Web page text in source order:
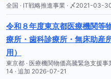
全国 · IT戦略推進事業 · 〆2021-03-
令和８年度東京都医療機関等
療所・歯科診療所・無床助
用）
東京都 · 医療機関物価高騰緊急支援
14 · 追加 2026-07-21